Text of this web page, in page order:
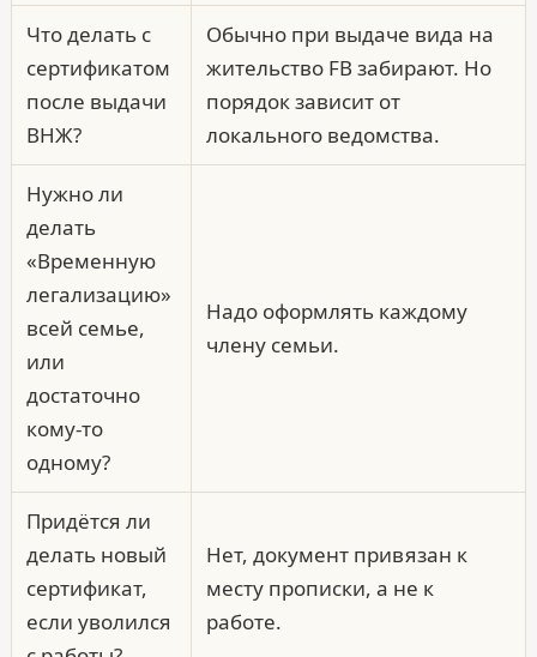
Что делать с
сертификатом
после выдачи
ВНЖ?
Обычно при выдаче вида на
жительство FB забирают. Но
порядок зависит от
локального ведомства.
Нужно ли
делать
«Временную
легализацию»
всей семье,
или
достаточно
кому-то
одному?
Надо оформлять каждому
члену семьи.
Придётся ли
делать новый
сертификат,
если уволился
Нет, документ привязан к
месту прописки, а не к
работе.